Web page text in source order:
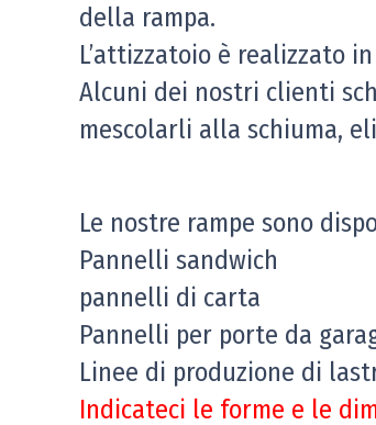
della rampa.
L’attizzatoio è realizzato
Alcuni dei nostri clienti
mescolarli alla schiuma,
Le nostre rampe sono
Pannelli sandwich
pannelli di carta
Pannelli per porte da
Linee di produzione di
Indicateci le forme e le